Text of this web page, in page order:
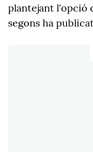
plantejant l'opció
segons ha